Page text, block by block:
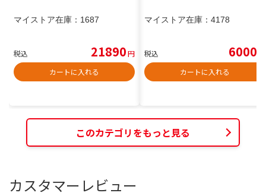
マイストア在庫： 1687
税込 21890円
カートに入れる
マイストア在庫： 4178
税込 6000
カートに入れる
このカテゴリをもっと見る
カスタマーレビュー